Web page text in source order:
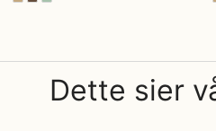
Dette sier